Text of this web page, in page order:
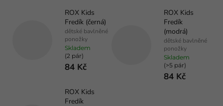
ROX Kids
Fredík (černá)
dětské bavlněné
ponožky
Skladem
(2 pár)
84 Kč
ROX Kids
Fredík
(modrá)
dětské bavlněné
ponožky
Skladem
(>5 pár)
84 Kč
ROX Kids
Fredík